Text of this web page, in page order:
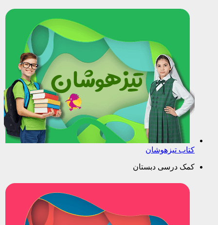
کتاب تیزهوشان
کمک درسی دبستان